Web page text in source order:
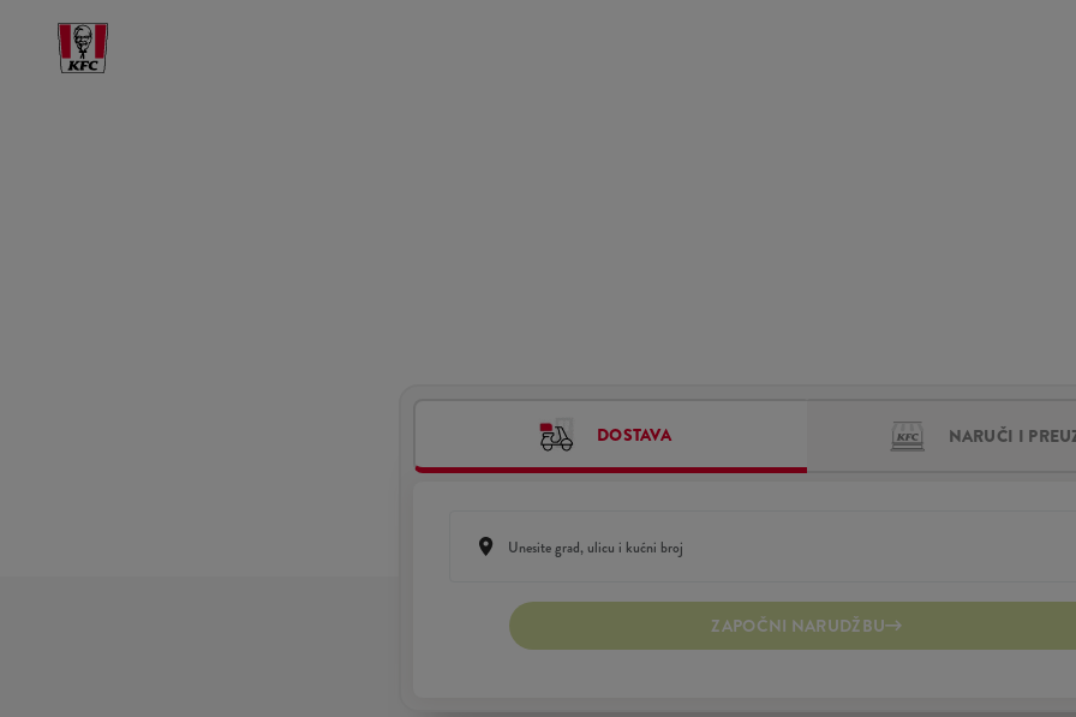
DOSTAVA NARUČI I
ZAPOČNI NARUDŽBU